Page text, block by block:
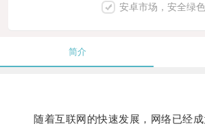
安卓市场，安全绿色
简介
随着互联网的快速发展，网络已经成